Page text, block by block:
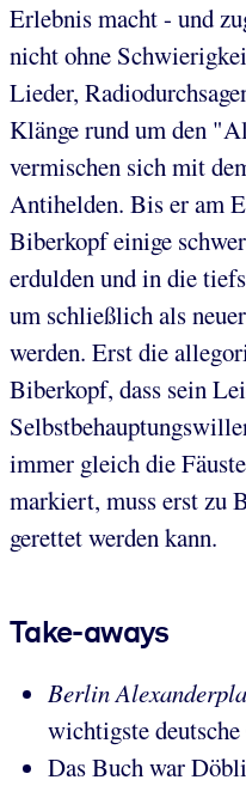
Erlebnis macht - und
nicht ohne
Lieder,
Klänge rund um den
vermischen sich mit
Antihelden. Bis er am
Biberkopf einige
erdulden und in die
um schließlich als
werden. Erst die
Biberkopf, dass sein
immer gleich die
markiert, muss erst zu
gerettet werden kann.
Take-aways
Berlin
wichtigste
Das Buch war